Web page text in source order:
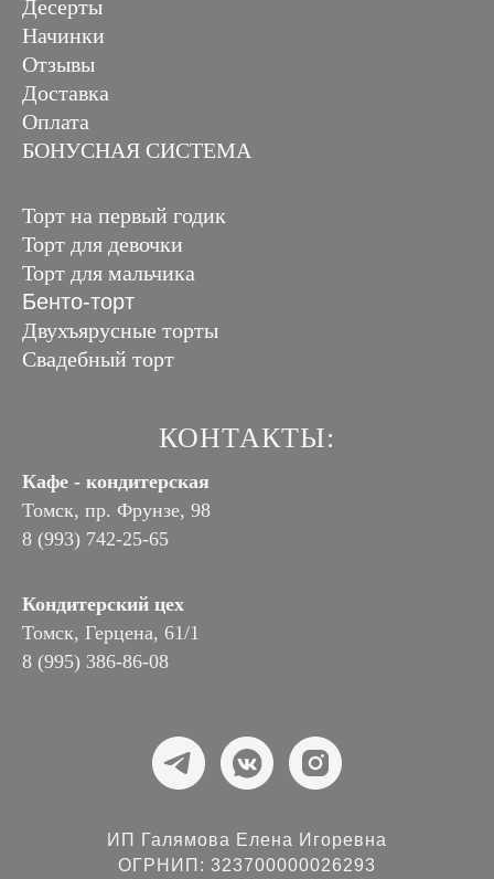
Десерты
Начинки
Отзывы
Доставка
Оплата
БОНУСНАЯ СИСТЕМА
Торт на первый годик
Торт для девочки
Торт для мальчика
Бенто-торт
Двухъярусные торты
Свадебный торт
КОНТАКТЫ:
Кафе - кондитерская
Томск, пр. Фрунзе, 98
8 (993) 742-25-65
Кондитерский цех
Томск, Герцена, 61/1
8 (995) 386-86-08
ИП Галямова Елена Игоревна
ОГРНИП: 323700000026293